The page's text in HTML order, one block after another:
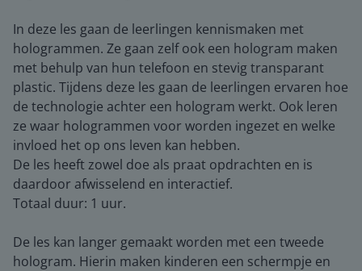
In deze les gaan de leerlingen kennismaken met
hologrammen. Ze gaan zelf ook een hologram maken
met behulp van hun telefoon en stevig transparant
plastic. Tijdens deze les gaan de leerlingen ervaren hoe
de technologie achter een hologram werkt. Ook leren
ze waar hologrammen voor worden ingezet en welke
invloed het op ons leven kan hebben.
De les heeft zowel doe als praat opdrachten en is
daardoor afwisselend en interactief.
Totaal duur: 1 uur.
De les kan langer gemaakt worden met een tweede
hologram. Hierin maken kinderen een schermpje en